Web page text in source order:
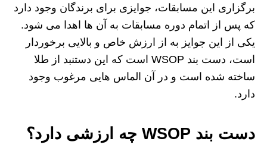
برگزاری این مسابقات، جوایزی برای برندگان وجود دارد
که پس از اتمام دوره مسابقات به آن ها اهدا می شود.
یکی از این جوایز به از ارزش خاص و بالایی برخوردار
است، دست بند WSOP است که این دستنبد از طلا
ساخته شده است و در آن الماس هایی مرغوب وجود
دارد.
دست بند WSOP چه ارزشی دارد؟